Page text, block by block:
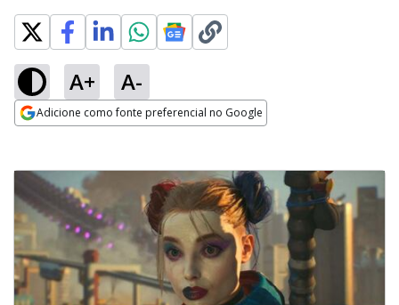
A+ A-
Adicione como fonte preferencial no Google